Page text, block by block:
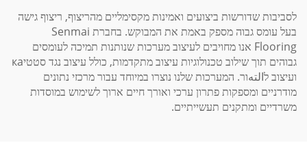
לסביבות שדורשות ביצועים ואמינות מקסימליים מהריצוף, ריצוף גישה
בעל עומס גבוה מספק באמת את המבוקש. בחברת Senmai
Flooring אנו מחויבים לעיצוב מערכות שנותנות תמיכה לעומסים
גבוהים תוך שילוב טכנולוגיות עיצוב מתקדמות, כולל עיצוב נגד סטטיка
ועיצוב לالتهור. המערכות שלנו נוצרו במיוחד עבור מרכזי נתונים
מודרניים ומספקות פתרון ערכי ואורך חיים ארוך לשימוש במוסדות
משרדיים ומתקנים תעשייתיים.